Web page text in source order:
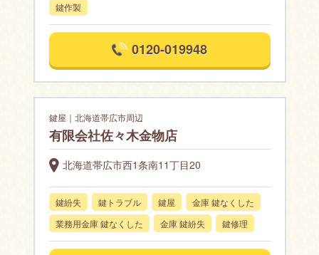
鍵作製
0120-019948
鍵屋｜北海道帯広市周辺
有限会社佐々木金物店
北海道帯広市西1条南11丁目20
鍵紛失 鍵トラブル 鍵屋
金庫 鍵なくした
業務用金庫 鍵なくした
金庫 鍵紛失 鍵修理